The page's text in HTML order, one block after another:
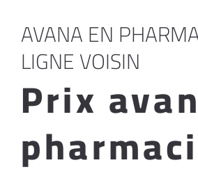
AVANA EN
LIGNE VOISIN
Prix